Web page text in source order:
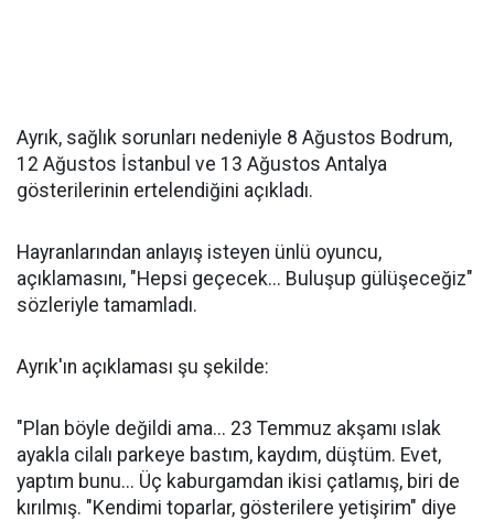
Ayrık, sağlık sorunları nedeniyle 8 Ağustos Bodrum,
12 Ağustos İstanbul ve 13 Ağustos Antalya
gösterilerinin ertelendiğini açıkladı.
Hayranlarından anlayış isteyen ünlü oyuncu,
açıklamasını, "Hepsi geçecek... Buluşup gülüşeceğiz"
sözleriyle tamamladı.
Ayrık'ın açıklaması şu şekilde:
"Plan böyle değildi ama... 23 Temmuz akşamı ıslak
ayakla cilalı parkeye bastım, kaydım, düştüm. Evet,
yaptım bunu... Üç kaburgamdan ikisi çatlamış, biri de
kırılmış. "Kendimi toparlar, gösterilere yetişirim" diye